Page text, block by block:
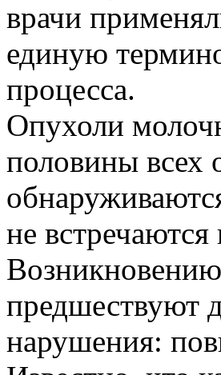
врачи
единую
процесса.
Опухоли
половины всех
не встречаются
предшествуют
нарушения: